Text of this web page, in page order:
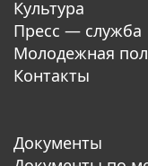
Культура
Пресс — служба
Молодежная
Контакты
Документы